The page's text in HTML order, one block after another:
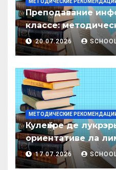
МЕТОДИЧЕСКИЕ
Преподавание
классе:
20.07.2026
МЕТОДИЧЕСКИЕ
Кулеӂере де
ориентативе ла
пентру елевий
организациилор
17.07.2026